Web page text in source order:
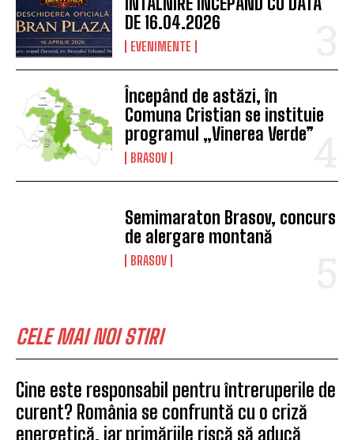
EVENIMENTE
O comunitate mai bine
pregătită: Groupama
instruiește șoferii RATBV în
acordarea primului ajutor,
EVENIMENTE
încep Zilele Brașovului și
tradiția Junilor coboară din
nou în cetate